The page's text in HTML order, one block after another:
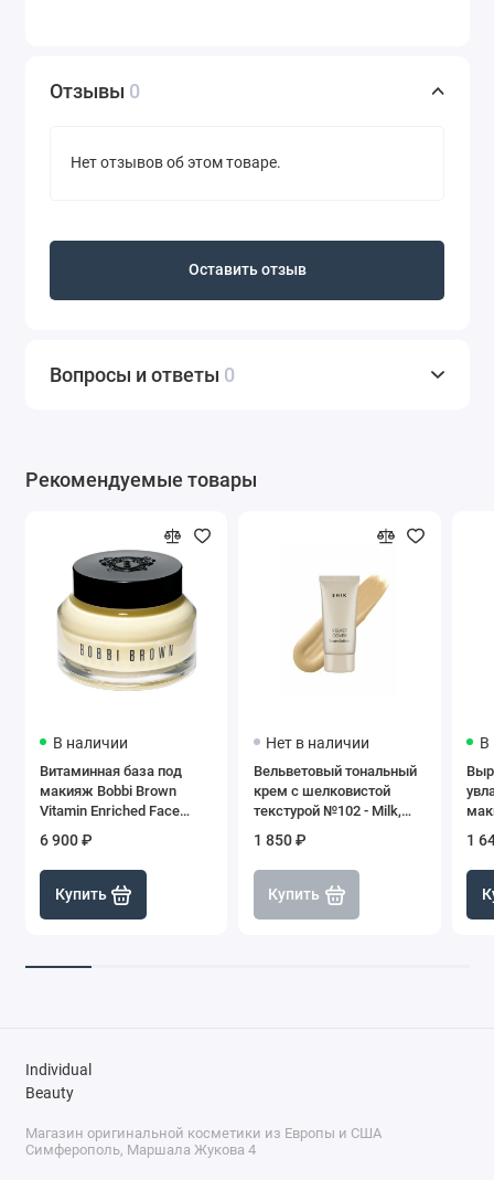
Отзывы 0
Нет отзывов об этом товаре.
Оставить отзыв
Вопросы и ответы 0
Рекомендуемые товары
В наличии
Витаминная база под
макияж Bobbi Brown
Vitamin Enriched Face
Base, 50 мл
6 900 ₽
Купить
Нет в наличии
Вельветовый тональный
крем с шелковистой
текстурой №102 - Milk,
SHIK
1 850 ₽
Купить
В
Pro
1
Individual
Beauty
Магазин оригинальной косметики из Европы и США
Симферополь, Маршала Жукова 4